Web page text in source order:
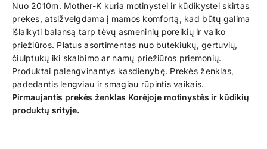
Nuo 2010m. Mother-K kuria motinystei ir kūdikystei skirtas
prekes, atsižvelgdama į mamos komfortą, kad būtų galima
išlaikyti balansą tarp tėvų asmeninių poreikių ir vaiko
priežiūros. Platus asortimentas nuo butekiukų, gertuvių,
čiulptukų iki skalbimo ar namų priežiūros priemonių.
Produktai palengvinantys kasdienybę. Prekės ženklas,
padedantis lengviau ir smagiau rūpintis vaikais.
Pirmaujantis prekės ženklas Korėjoje motinystės ir kūdikių
produktų srityje.